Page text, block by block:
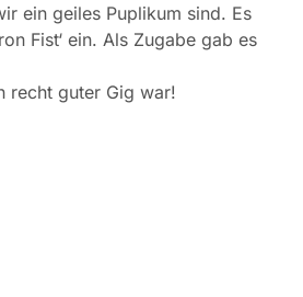
ein geiles Puplikum sind. Es
Fist‘ ein. Als Zugabe gab es
recht guter Gig war!